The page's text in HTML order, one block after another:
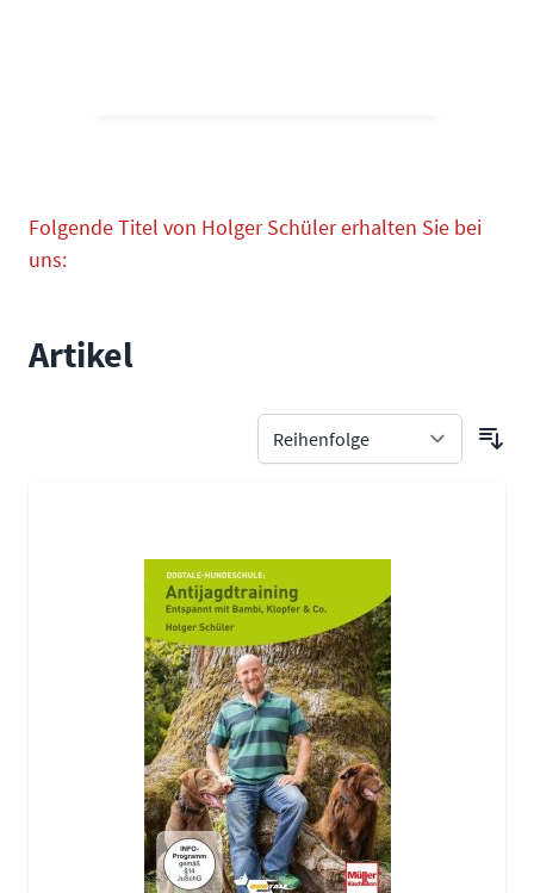
Folgende Titel von Holger Schüler erhalten Sie bei
uns:
Artikel